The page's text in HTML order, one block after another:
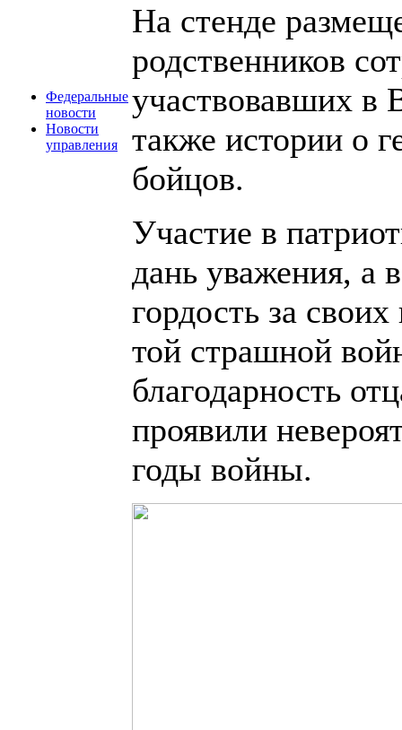
Федеральные
новости
Новости
управления
На стенде
родственников
участвовавших в
также истории о
бойцов.
Участие в
дань уважения, а
гордость за
той страшной
благодарность
проявили
годы войны.